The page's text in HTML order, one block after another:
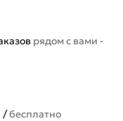
рядом с вами -
/бесплатно